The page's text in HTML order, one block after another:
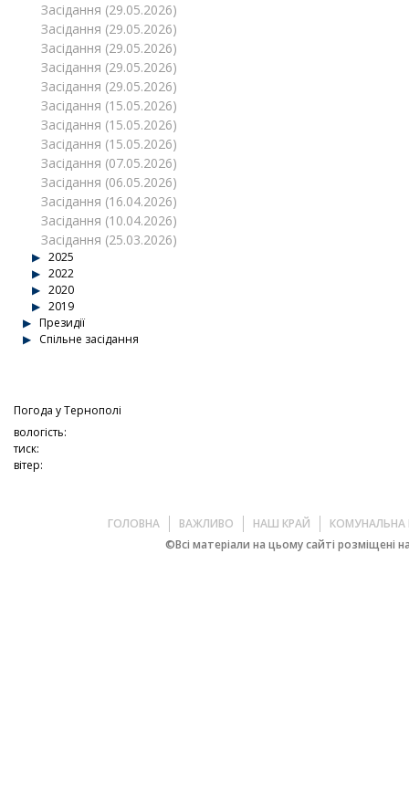
Засідання (29.05.2026)
Засідання (29.05.2026)
Засідання (29.05.2026)
Засідання (29.05.2026)
Засідання (29.05.2026)
Засідання (15.05.2026)
Засідання (15.05.2026)
Засідання (15.05.2026)
Засідання (07.05.2026)
Засідання (06.05.2026)
Засідання (16.04.2026)
Засідання (10.04.2026)
Засідання (25.03.2026)
2025
2022
2020
2019
Президії
Спільне засідання
Погода уТернополі
вологість:
тиск:
вітер:
ГОЛОВНА ВАЖЛИВО НАШ КРАЙ
КОМУНАЛЬНА
©Всі матеріали на цьому сайті розміщені